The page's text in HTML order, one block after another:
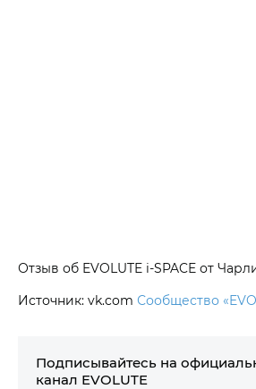
Отзыв об EVOLUTE i‑SPACE от
Источник: vk.com Сообщество
Подписывайтесь на
канал EVOLUTE